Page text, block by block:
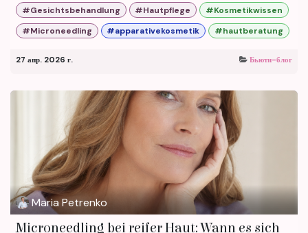
#Gesichtsbehandlung #Hautpflege
#Kosmetikwissen
#Microneedling
#apparativekosmetik #hautberatung
27 апр. 2026 г. Бьюти-блог
Maria Petrenko
Microneedling bei reifer Haut: Wann es sich